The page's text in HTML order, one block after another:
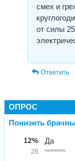
смех и
от силы
Ответить
ОПРОС
Понизить
12%
28
Да